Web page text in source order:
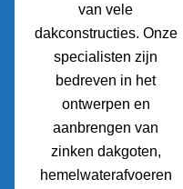
van vele
dakconstructies. Onze
specialisten zijn
bedreven in het
ontwerpen en
aanbrengen van
zinken dakgoten,
hemelwaterafvoeren